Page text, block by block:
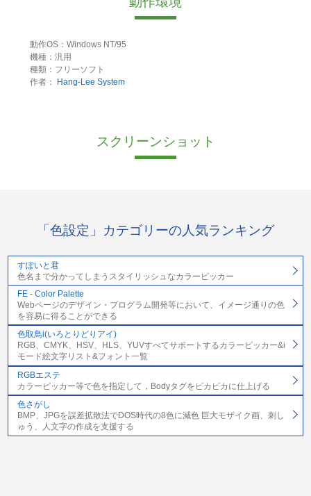
動作OS：Windows NT/95
機種：汎用
種類：フリーソフト
作者：
Hang-Lee System
スクリーンショット
「色設定」カテゴリーの人気ランキング
すぽいと君
色名まで分かってしまうスタイリッシュなカラーピッカー
FE - Color Palette
Webページのデザイン・プログラム開発等において、イメージ通りの色
を容易に得ることができる
色取鳥i(いろとりどりアイ)
RGB、CMYK、HSV、HLS、YUVすべてサポートするカラーピッカー&i
モード絵文字リスト&フォント一覧
RGBエステ
カラーピッカー等で色を指定して，Bodyタグをピカピカに仕上げる
色さがし
BMP、JPGを誤差拡散法でDOS時代の8色に減色 巨大モザイク画、刺し
ゅう、人文字の作成を支援する